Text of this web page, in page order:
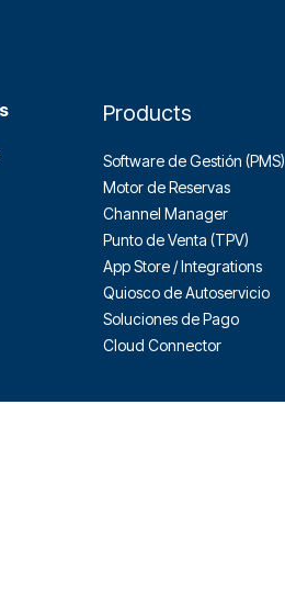
Products
Software de Gestión (PMS)
Motor de Reservas
Channel Manager
Punto de Venta (TPV)
App Store / Integrations
Quiosco de Autoservicio
Soluciones de Pago
Cloud Connector